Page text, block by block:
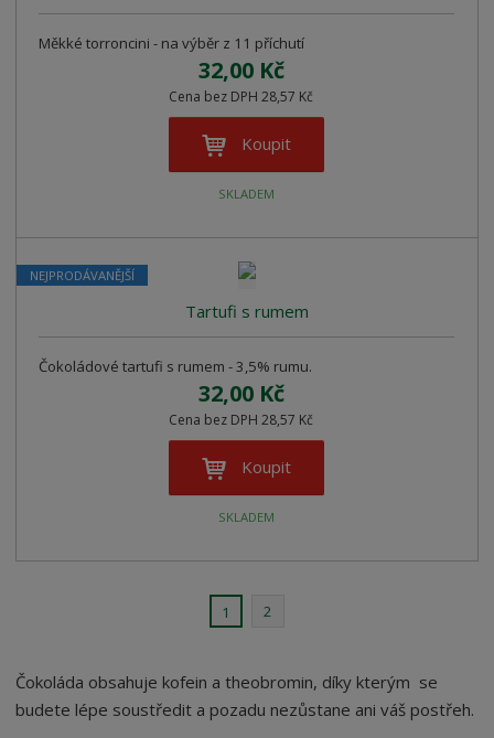
Měkké torroncini - na výběr z 11 příchutí
32,00 Kč
Cena bez DPH 28,57 Kč
Koupit
SKLADEM
Tartufi s rumem
NEJPRODÁVANĚJŠÍ
Čokoládové tartufi s rumem - 3,5% rumu.
32,00 Kč
Cena bez DPH 28,57 Kč
Koupit
SKLADEM
1 2
Čokoláda obsahuje kofein a theobromin, díky kterým se
budete lépe soustředit a pozadu nezůstane ani váš postřeh.